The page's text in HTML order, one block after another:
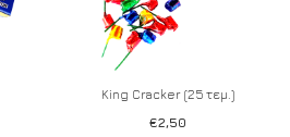
King Cracker (25 τεμ.)
€2,50